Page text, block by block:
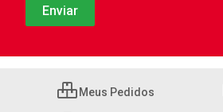
Meus Pedidos